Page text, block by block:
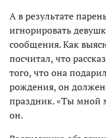
А в результате
игнорировать
сообщения. Как
посчитал, что
того, что она
рождения, он должен
праздник. «Ты мной
он.